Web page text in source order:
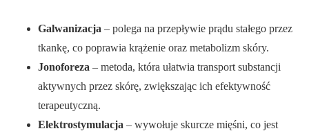
Galwanizacja – polega na przepływie prądu stałego przez
tkankę, co poprawia krążenie oraz metabolizm skóry.
Jonoforeza – metoda, która ułatwia transport substancji
aktywnych przez skórę, zwiększając ich efektywność
terapeutyczną.
Elektrostymulacja – wywołuje skurcze mięśni, co jest